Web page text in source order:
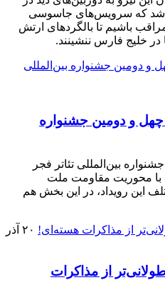
که سرویس‌های جاسوسی
باشیم تا بالگردهای ارتش
در خلیج فارس ننشینند.
و دومین جشنواره
بین‌المللی تئاتر فجر
با محوریت مقاومت ملت
این رویداد، در این بخش هم
۲۰ آذر
از مذاکرات